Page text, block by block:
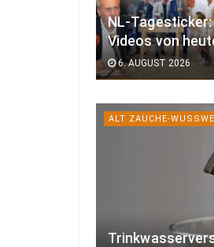
NL-
Videos von
6. AUGUST 2026
ALT ZAUCHE-